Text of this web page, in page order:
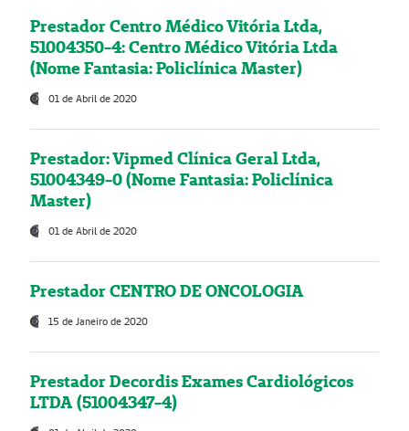
Prestador Centro Médico Vitória Ltda,
51004350-4: Centro Médico Vitória Ltda
(Nome Fantasia: Policlínica Master)
01 de Abril de 2020
Prestador: Vipmed Clínica Geral Ltda,
51004349-0 (Nome Fantasia: Policlínica
Master)
01 de Abril de 2020
Prestador CENTRO DE ONCOLOGIA
15 de Janeiro de 2020
Prestador Decordis Exames Cardiológicos
LTDA (51004347-4)